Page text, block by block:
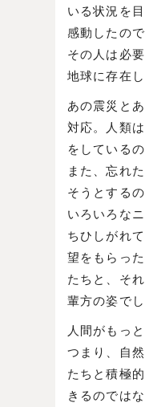
いる状況を
感動したの
その人は必
地球に存在
あの震災と
対応。人類
をしている
また、忘れ
そうとするの
いろいろな
ちひしがれ
望をもらっ
たちと、そ
輩方の姿でし
人間がもっ
つまり、自
たちと積極
きるのでは